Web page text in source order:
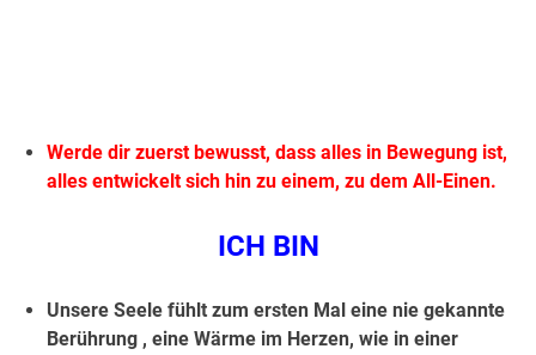
Werde dir zuerst bewusst, dass alles in Bewegung ist,
alles entwickelt sich hin zu einem, zu dem All-Einen.
ICH BIN
Unsere Seele fühlt zum ersten Mal eine nie gekannte
Berührung , eine Wärme im Herzen, wie in einer